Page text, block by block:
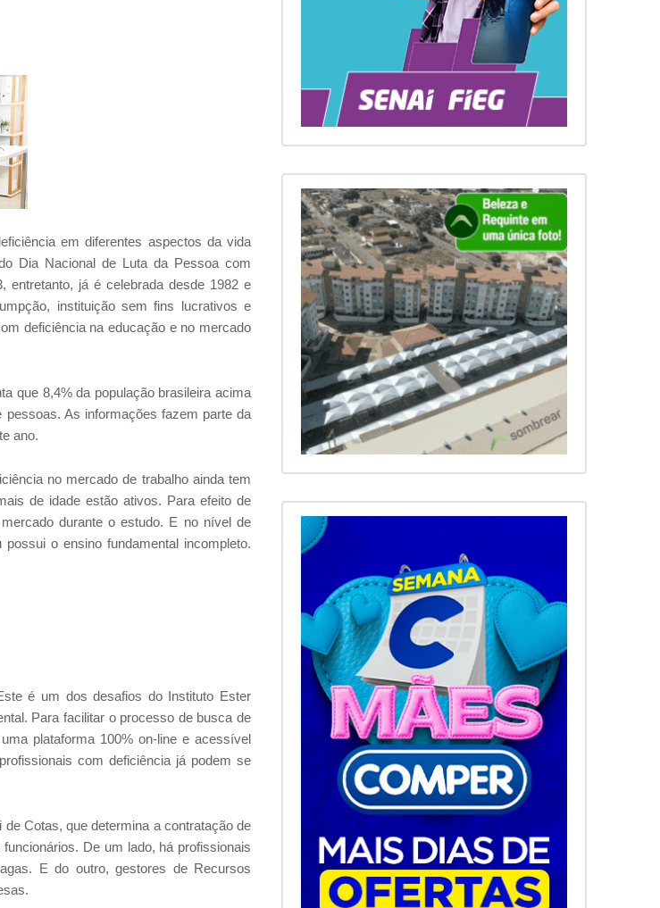
em diferentes aspectos da vida
Dia Nacional de Luta da Pessoa com
entretanto, já é celebrada desde 1982 e
instituição sem fins lucrativos e
deficiência na educação e no mercado
que 8,4% da população brasileira acima
As informações fazem parte da
ano.
no mercado de trabalho ainda tem
de idade estão ativos. Para efeito de
durante o estudo. E no nível de
o ensino fundamental incompleto.
é um dos desafios do Instituto Ester
Para facilitar o processo de busca de
plataforma 100% on-line e acessível
com deficiência já podem se
Cotas, que determina a contratação de
De um lado, há profissionais
E do outro, gestores de Recursos